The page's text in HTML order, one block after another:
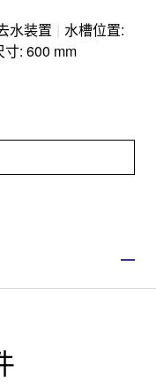
水装置 | 水槽位置:
: 600 mm